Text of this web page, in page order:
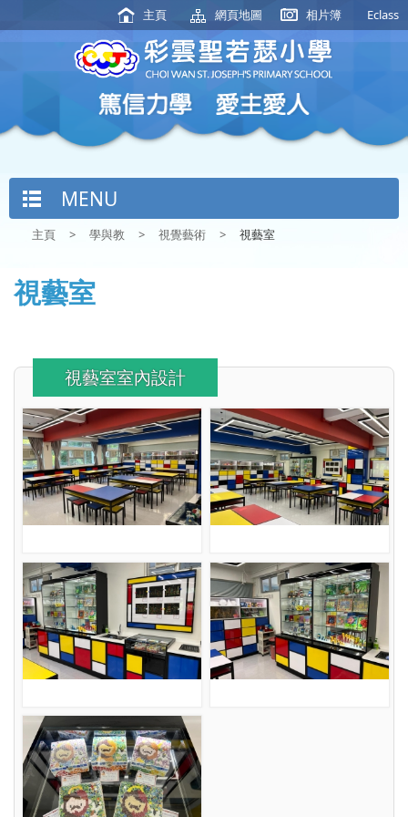
主頁 網頁地圖 相片簿 Eclass
MENU
主頁 > 學與教 > 視覺藝術 > 視藝室
視藝室
視藝室室內設計